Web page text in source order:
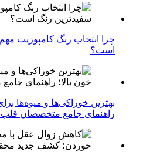
چرا انتخاب رنگ کامپوزیت
است؟
بهترین خوراکی‌ها و میوه‌ها
راهنمای جامع متخصصان قلب